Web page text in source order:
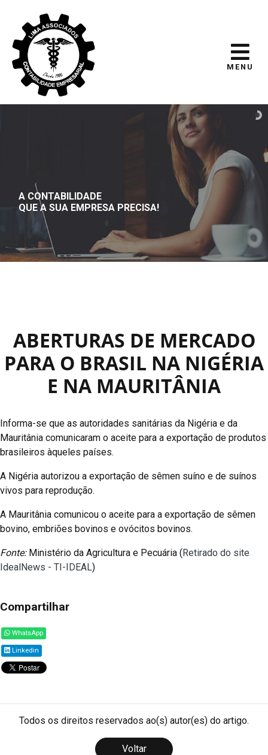
MENU
A CONTABILIDADE
QUE A SUA EMPRESA PRECISA!
ABERTURAS DE MERCADO
PARA O BRASIL NA NIGÉRIA
E NA MAURITÂNIA
Informa-se que as autoridades sanitárias da Nigéria e da
Mauritânia comunicaram o aceite para a exportação de produtos
brasileiros àqueles países.
A Nigéria autorizou a exportação de sêmen suíno e de suínos
vivos para reprodução.
A Mauritânia comunicou o aceite para a exportação de sêmen
bovino, embriões bovinos e ovócitos bovinos.
Fonte:Ministério da Agricultura e Pecuária (Retirado do site
IdealNews - TI-IDEAL)
Compartilhar
WhatsApp
Linkedin
Todos os direitos reservados ao(s) autor(es) do artigo.
Voltar